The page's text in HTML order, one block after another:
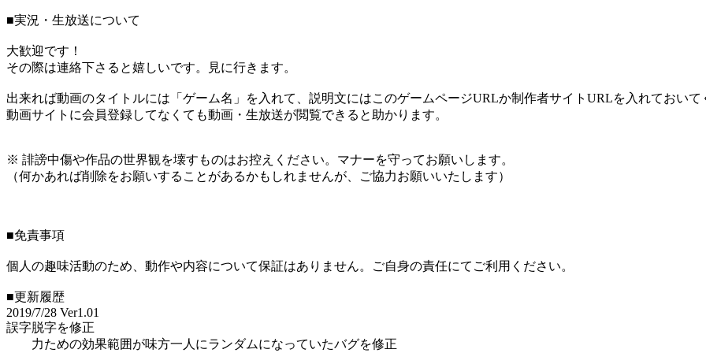
■実況・生放送について
大歓迎です！
その際は連絡下さると嬉しいです。見に行きます。
出来れば動画のタイトルには「ゲーム名」を入れて、説明文にはこのゲームページURLか制作者サイトURLを入れておいて
動画サイトに会員登録してなくても動画・生放送が閲覧できると助かります。
※ 誹謗中傷や作品の世界観を壊すものはお控えください。マナーを守ってお願いします。
（何かあれば削除をお願いすることがあるかもしれませんが、ご協力お願いいたします）
■免責事項
個人の趣味活動のため、動作や内容について保証はありません。ご自身の責任にてご利用ください。
■更新履歴
2019/7/28 Ver1.01
誤字脱字を修正
力ための効果範囲が味方一人にランダムになっていたバグを修正